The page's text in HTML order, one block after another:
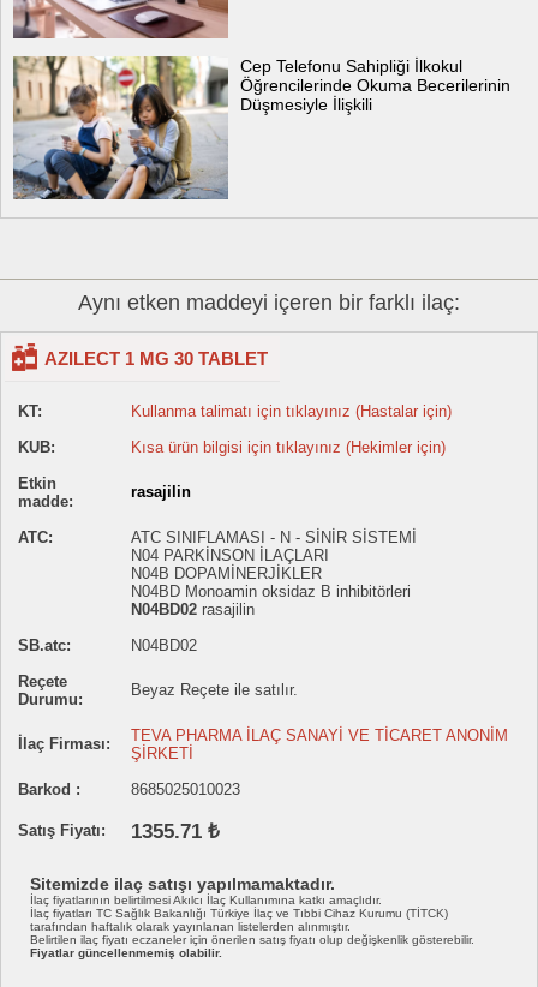
Cep Telefonu Sahipliği İlkokul
Öğrencilerinde Okuma Becerilerinin
Düşmesiyle İlişkili
Aynı etken maddeyi içeren bir farklı ilaç:
AZILECT 1 MG 30 TABLET
KT:
Kullanma talimatı için tıklayınız (Hastalar için)
KUB:
Kısa ürün bilgisi için tıklayınız (Hekimler için)
Etkin
madde:
rasajilin
ATC:
ATC SINIFLAMASI - N - SİNİR SİSTEMİ
N04 PARKİNSON İLAÇLARI
N04B DOPAMİNERJİKLER
N04BD Monoamin oksidaz B inhibitörleri
N04BD02 rasajilin
SB.atc:
N04BD02
Reçete
Durumu:
Beyaz Reçete ile satılır.
İlaç Firması:
TEVA PHARMA İLAÇ SANAYİ VE TİCARET ANONİM
ŞİRKETİ
Barkod :
8685025010023
Satış Fiyatı: 1355.71 ₺
Sitemizde ilaç satışı yapılmamaktadır.
İlaç fiyatlarının belirtilmesi Akılcı İlaç Kullanımına katkı amaçlıdır.
İlaç fiyatları TC Sağlık Bakanlığı Türkiye İlaç ve Tıbbi Cihaz Kurumu (TİTCK)
tarafından haftalık olarak yayınlanan listelerden alınmıştır.
Belirtilen ilaç fiyatı eczaneler için önerilen satış fiyatı olup değişkenlik gösterebilir.
Fiyatlar güncellenmemiş olabilir.